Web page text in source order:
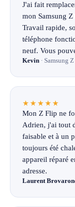
J'ai fait
mon Samsung
Travail rapide,
téléphone
neuf. Vous
Kevin · Samsung
★★★★★
Mon Z Flip ne
Adrien, j'ai tout
faisable et à un
toujours été
appareil réparé
adresse.
Laurent